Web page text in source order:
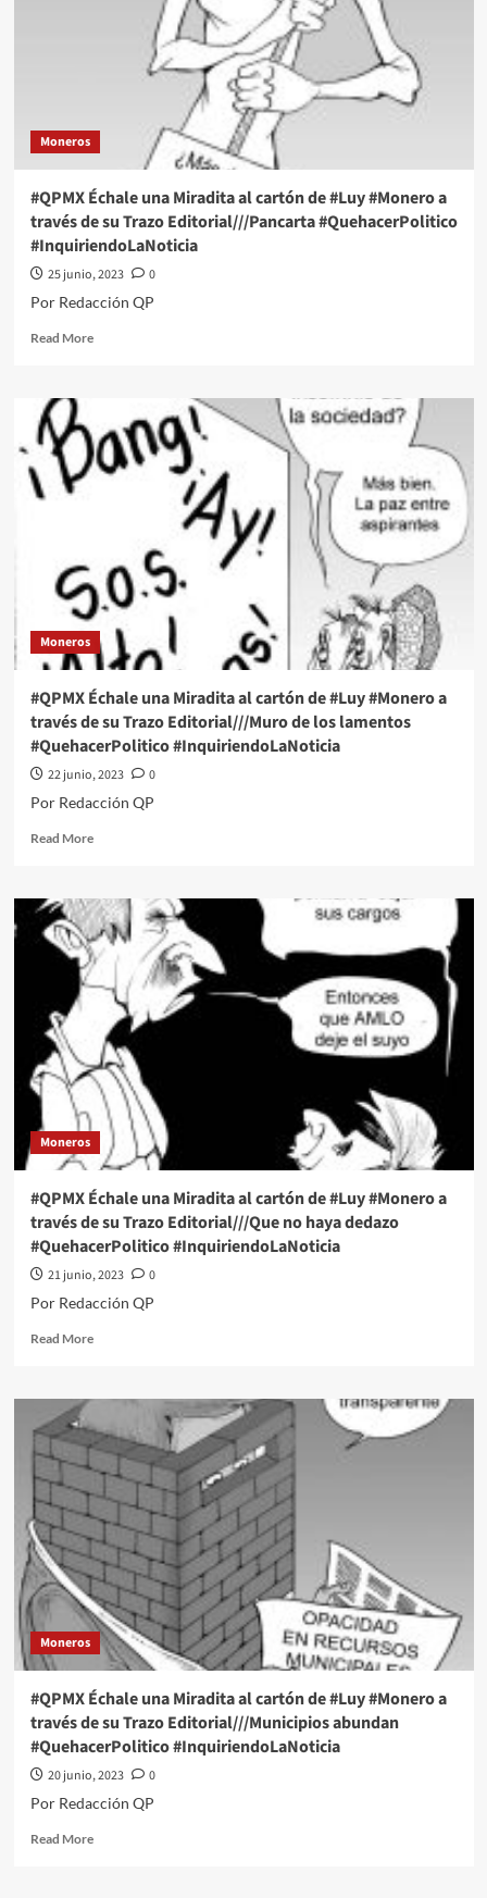
Editorial///Los
aspirantes
amigos
#QuehacerPolitico
#InquiriendoLaNoticia
Moneros
#QPMX Échale una Miradita al cartón de #Luy #Monero a
través de su Trazo Editorial///Pancarta #QuehacerPolitico
#InquiriendoLaNoticia
25 junio, 2023
0
Por Redacción QP
Read MoreRead
una
Miradita
#Monero
a
través
de
su
Trazo
Editorial///Pancarta
#QuehacerPolitico
#InquiriendoLaNoticia
Moneros
#QPMX Échale una Miradita al cartón de #Luy #Monero a
través de su Trazo Editorial///Muro de los lamentos
#QuehacerPolitico #InquiriendoLaNoticia
22 junio, 2023
0
Por Redacción QP
Read MoreRead
#QPMX
Échale
una
Miradita
cartón
#Luy
#Monero
a
través
Trazo
Editorial///Muro
de
los
lamentos
#QuehacerPolitico
Moneros
#QPMX Échale una Miradita al cartón de #Luy #Monero a
través de su Trazo Editorial///Que no haya dedazo
#QuehacerPolitico #InquiriendoLaNoticia
21 junio, 2023
0
Por Redacción QP
Read MoreRead
#QPMX
una
Miradita
al
cartón
de
#Luy
#Monero
a
través
de
su
Trazo
Editorial///Que
no
haya
dedazo
#QuehacerPolitico
Moneros
#QPMX Échale una Miradita al cartón de #Luy #Monero a
través de su Trazo Editorial///Municipios abundan
#QuehacerPolitico #InquiriendoLaNoticia
20 junio, 2023
0
Por Redacción QP
Read MoreRead